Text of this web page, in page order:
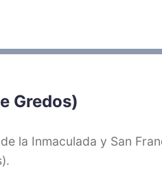
Gredos)
la Inmaculada y San